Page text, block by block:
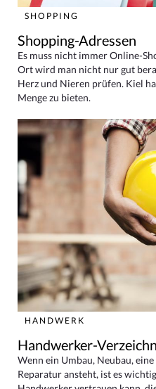
SHOPPING
Shopping-Adressen
Es muss nicht immer Online-
Ort wird man nicht nur gut
Herz und Nieren prüfen. Kiel
Menge zu bieten.
HANDWERK
Handwerker-
Wenn ein Umbau, Neubau,
Reparatur ansteht, ist es